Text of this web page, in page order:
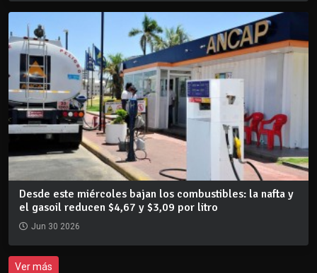
Desde este miércoles bajan los combustibles: la nafta y
el gasoil reducen $4,67 y $3,09 por litro
Jun 30 2026
Ver más